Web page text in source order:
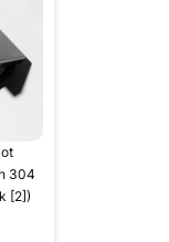
304
[2])